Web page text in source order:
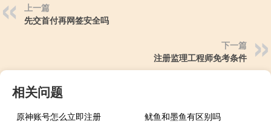
上一篇
先交首付再网签安全吗
下一篇
注册监理工程师免考条件
相关问题
原神账号怎么立即注册
鱿鱼和墨鱼有区别吗